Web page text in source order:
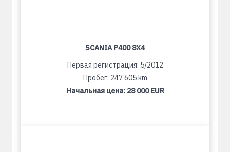
SCANIA P400 8X4
Первая регистрация: 5/2012
Пробег: 247 605 km
Начальная цена: 28 000 EUR